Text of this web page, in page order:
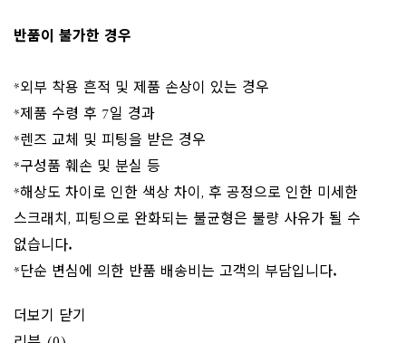
반품이 불가한 경우
*외부 착용 흔적 및 제품 손상이 있는 경우
*제품 수령 후 7일 경과
*렌즈 교체 및 피팅을 받은 경우
*구성품 훼손 및 분실 등
*해상도 차이로 인한 색상 차이, 후 공정으로 인한 미세한
스크래치, 피팅으로 완화되는 불균형은 불량 사유가 될 수
없습니다.
*단순 변심에 의한 반품 배송비는 고객의 부담입니다.
더보기 닫기